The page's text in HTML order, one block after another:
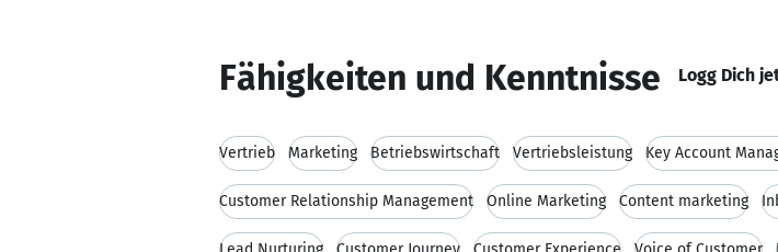
Fähigkeiten und Kenntnisse Logg Dich
Vertrieb Marketing Betriebswirtschaft Vertriebsleistung Key Account
Customer Relationship Management Online Marketing Content marketing